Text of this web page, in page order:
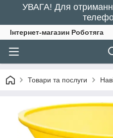
УВАГА! Для
Інтернет-магазин Роботяга
Товари та послуги